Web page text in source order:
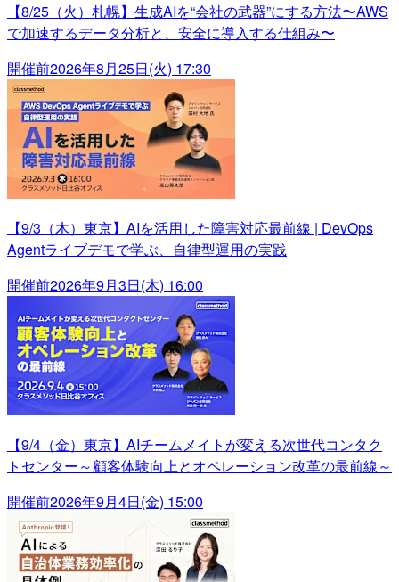
【8/25（火）札幌】生成AIを“会社の武器”にする方法〜AWS
で加速するデータ分析と、安全に導入する仕組み〜
開催前2026年8月25日(火) 17:30
【9/3（木）東京】AIを活用した障害対応最前線 | DevOps
Agentライブデモで学ぶ、自律型運用の実践
開催前2026年9月3日(木) 16:00
【9/4（金）東京】AIチームメイトが変える次世代コンタク
トセンター～顧客体験向上とオペレーション改革の最前線～
開催前2026年9月4日(金) 15:00